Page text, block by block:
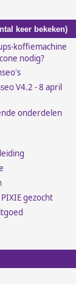
keer bekeken)
koffiemachine
nodig?
V4.2 - 8 april
onderdelen
gezocht